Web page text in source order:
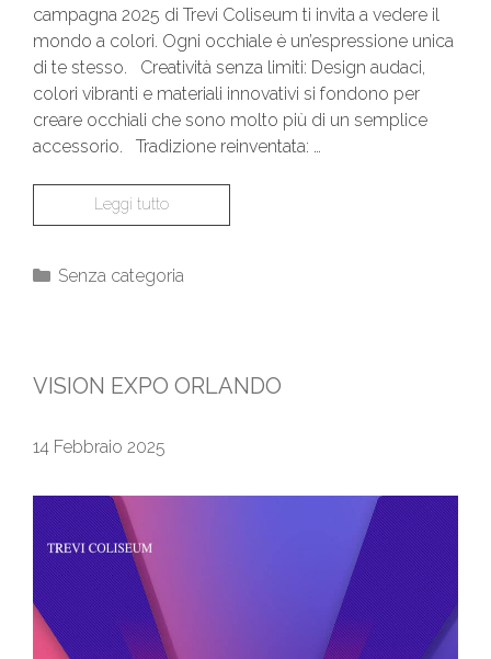
campagna 2025 di Trevi Coliseum ti invita a vedere il
mondo a colori. Ogni occhiale è un’espressione unica
di te stesso. Creatività senza limiti: Design audaci,
colori vibranti e materiali innovativi si fondono per
creare occhiali che sono molto più di un semplice
accessorio. Tradizione reinventata: …
Leggi tutto
Senza categoria
VISION EXPO ORLANDO
14 Febbraio 2025